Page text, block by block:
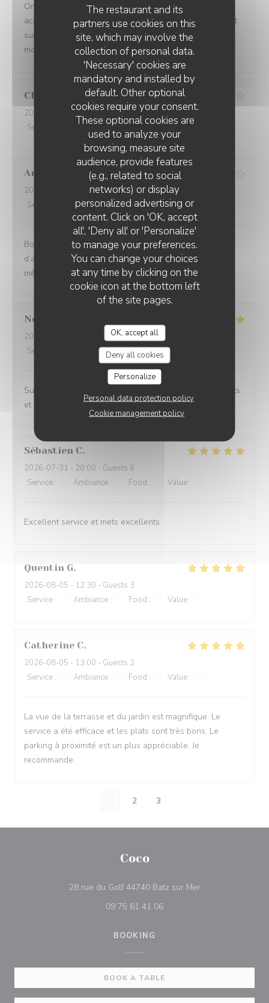
The restaurant and its
partners use cookies on this
site, which may involve the
collection of personal data.
'Necessary' cookies are
mandatory and installed by
default. Other optional
cookies require your consent.
These optional cookies are
used to analyze your
browsing, measure site
audience, provide features
(e.g., related to social
networks) or display
personalized advertising or
content. Click on 'OK, accept
all', 'Deny all' or 'Personalize'
to manage your preferences.
You can change your choices
at any time by clicking on the
cookie icon at the bottom left
of the site pages.
OK, accept all
Deny all cookies
Personalize
Personal data protection policy
Cookie management policy
On ne sait plus … si c est la vue imprenable qui
accompagne les plats ou si ce sont les plats qui priment
sur la vue imprenable!!!!! Le tout à savourer sans
modération .
Christiane K
2026-08-06
- 12:15 - Guests 6
Service
Ambiance: 4 /5 Food: 4/5 Value :4
Antoine
2026-08-05
- 21:30 - Guests 3
Service
Ambiance: 4/5 Food:4/5 Value: 3
Bonne cuisine, bons plats, cadre très agréable mais 1h
d’attente entre l’entrée et le plat n’est pas acceptable,
même en haute saison.
Noemie
2026-08-05
- 21:15 - Guests 2
Service
Ambiance:4/5 Food:5/5 Value
Superbe expérience chez Coco, les plats sont excellents
et le cadre magnifique.
Sébastien C
2026-07-31 - 20:00 - Guests 6
Service : Ambiance : Food : Value :
Excellent service et mets excellents
Quentin G
2026-08-05 - 12:30 - Guests 3
Service : Ambiance : Food : Value :
Catherine C
2026-08-05 - 13:00 - Guests 2
Service : Ambiance : Food : Value :
La vue de la terrasse et du jardin est magnifique. Le
service a été efficace et les plats sont très bons. Le
parking à proximité est un plus appréciable. Je
recommande.
2 3
Coco
28 rue du Golf 44740 Batz sur Mer((opens in a new
09 75 61 41 06
BOOKING
BOOK A TABLE